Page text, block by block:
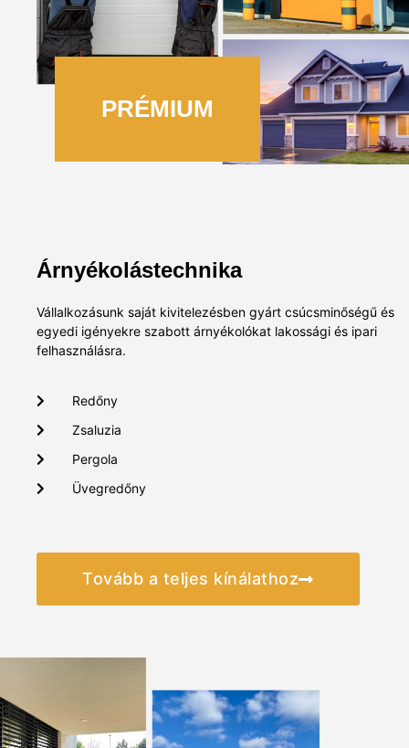
PRÉMIUM
Árnyékolástechnika
Vállalkozásunk saját kivitelezésben gyárt csúcsminőségű és
egyedi igényekre szabott árnyékolókat lakossági és ipari
felhasználásra.
Redőny
Zsaluzia
Pergola
Üvegredőny
Tovább a teljes kínálathoz